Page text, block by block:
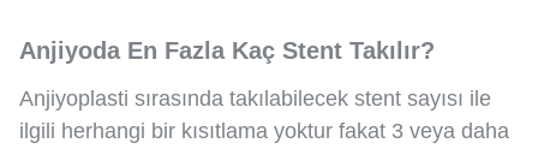
Anjiyoda En Fazla Kaç Stent Takılır?
Anjiyoplasti sırasında takılabilecek stent sayısı ile
ilgili herhangi bir kısıtlama yoktur fakat 3 veya daha